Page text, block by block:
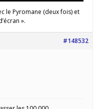
le Pyromane (deux fois) et
».
#148532